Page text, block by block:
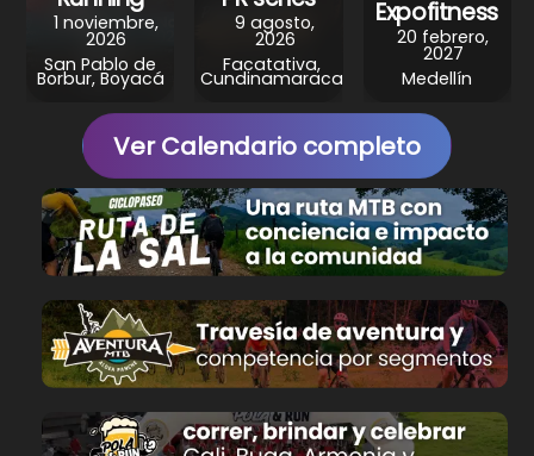
1 noviembre,
2026
San Pablo de
Borbur, Boyacá
9 agosto,
2026
Facatativa,
Cundinamaraca
Expofitness
20 febrero,
2027
Medellín
Ver Calendario completo